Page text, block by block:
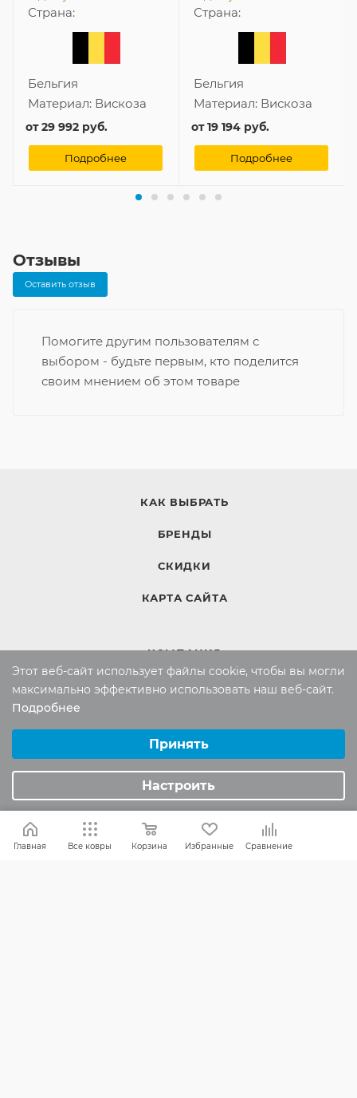
Страна:
Бельгия
Материал: Вискоза
от29 992 руб.
Подробнее
Страна:
Бельгия
Материал: Вискоза
от19 194 руб.
Подробнее
Отзывы
Оставить отзыв
Помогите другим пользователям с
выбором - будьте первым, кто поделится
своим мнением об этом товаре
КАК ВЫБРАТЬ
БРЕНДЫ
СКИДКИ
КАРТА САЙТА
КОМПАНИЯ
Компания
ИНФОРМАЦИЯ
Вопросы и ответы
Политика конфиденциальности
Главная Все ковры Корзина Избранные Сравнение
Этот веб-сайт использует файлы cookie, чтобы вы могли
максимально эффективно использовать наш веб-сайт.
Подробнее
Аналитические/Функциональные
Принять
Настроить